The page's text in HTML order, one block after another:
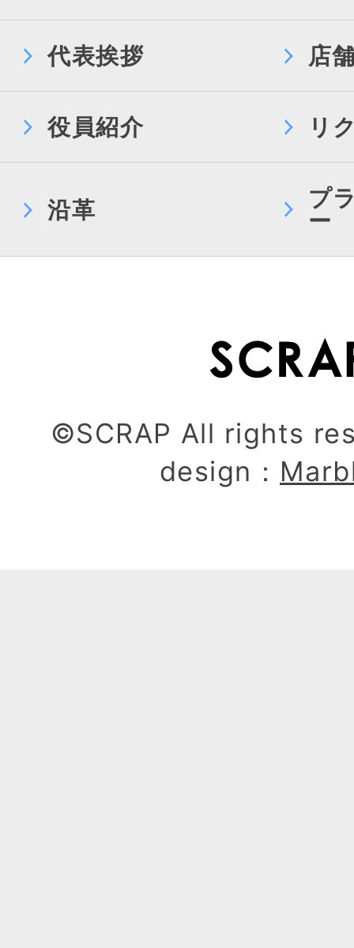
代表挨拶 店
役員紹介 リ
沿革
プ
ー
©SCRAP All rights
design：